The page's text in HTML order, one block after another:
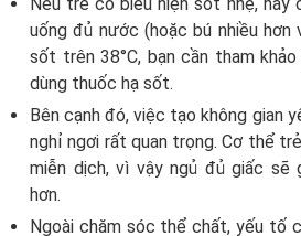
uống đủ nước (hoặc bú nhiều
sốt trên 38°C, bạn cần tham
dùng thuốc hạ sốt.
Bên cạnh đó, việc tạo không gian
nghỉ ngơi rất quan trọng. Cơ thể
miễn dịch, vì vậy ngủ đủ giấc sẽ
hơn.
Ngoài chăm sóc thể chất, yếu tố